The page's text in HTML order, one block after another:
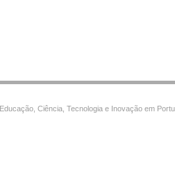
Ciência, Tecnologia e Inovação em